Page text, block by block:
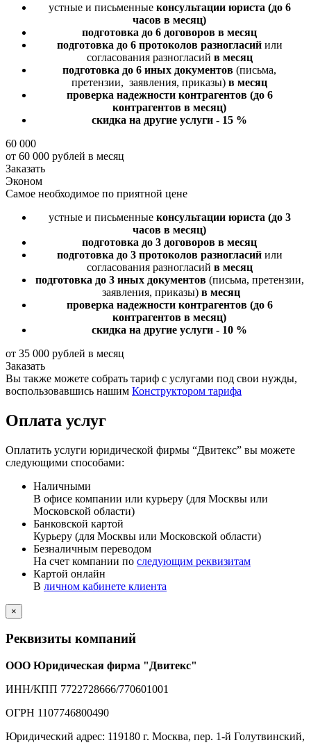
устные и письменные консультации юриста (до 6
часов в месяц)
подготовка до 6 договоров в месяц
подготовка до 6 протоколов разногласийили
согласования разногласий в месяц
подготовка до 6 иных документов (письма,
претензии, заявления, приказы) в месяц
проверка надежности контрагентов (до 6
контрагентов в месяц)
скидка на другие услуги - 15 %
60 000
от 60 000 рублей в месяц
Заказать
Эконом
Самое необходимое по приятной цене
устные и письменные консультации юриста (до 3
часов в месяц)
подготовка до 3 договоров в месяц
подготовка до 3 протоколов разногласийили
согласования разногласий в месяц
подготовка до 3 иных документов(письма, претензии,
заявления, приказы) в месяц
проверка надежности контрагентов (до 6
контрагентов в месяц)
скидка на другие услуги - 10 %
от 35 000 рублей в месяц
Заказать
Вы также можете собрать тариф с услугами под свои нужды,
воспользовавшись нашим Конструктором тарифа
Оплата услуг
Оплатить услуги юридической фирмы “Двитекс” вы можете
следующими способами:
Наличными
В офисе компании или курьеру (для Москвы или
Московской области)
Банковской картой
Курьеру (для Москвы или Московской области)
Безналичным переводом
На счет компании по следующим реквизитам
Картой онлайн
В личном кабинете клиента
×
Реквизиты компаний
ООО Юридическая фирма "Двитекс"
ИНН/КПП 7722728666/770601001
ОГРН 1107746800490
Юридический адрес: 119180 г. Москва, пер. 1-й Голутвинский,